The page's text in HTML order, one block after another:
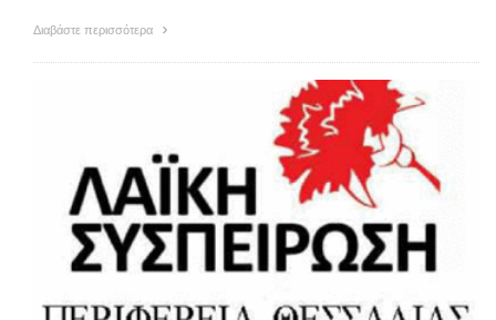
Διαβάστε περισσότερα